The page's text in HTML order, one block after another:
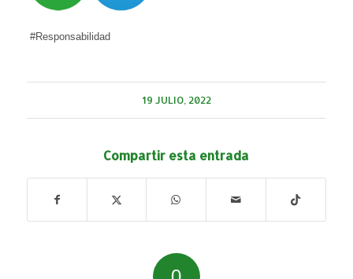
#Responsabilidad
19 JULIO, 2022
Compartir esta entrada